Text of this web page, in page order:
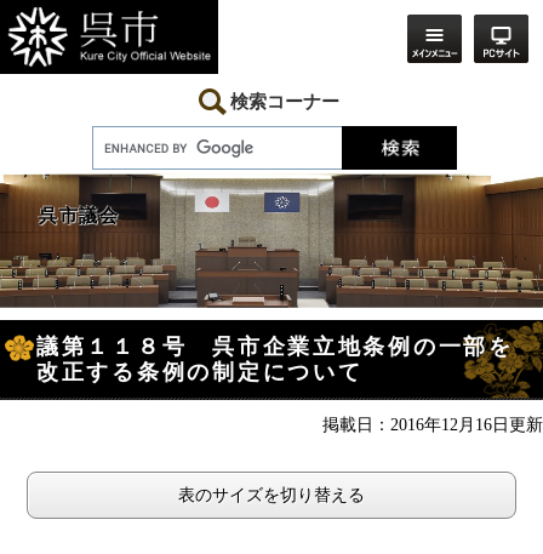
ー
ジ
の
ニ
ュ
ー
て
検索コーナー
呉市議会
文
議第１１８号 呉市企業立地条例の一部を
改正する条例の制定について
掲載日：2016年12月16日更新
表のサイズを切り替える